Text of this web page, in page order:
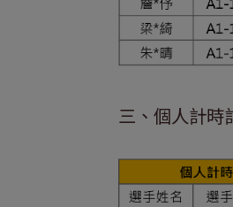
三、個人計時